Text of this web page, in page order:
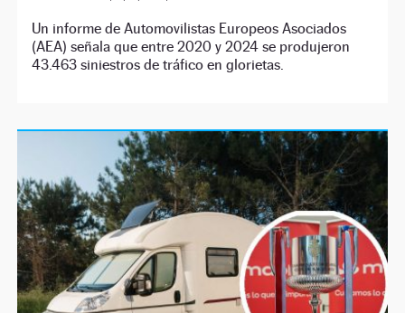
Un informe de Automovilistas Europeos Asociados
(AEA) señala que entre 2020 y 2024 se produjeron
43.463 siniestros de tráfico en glorietas.